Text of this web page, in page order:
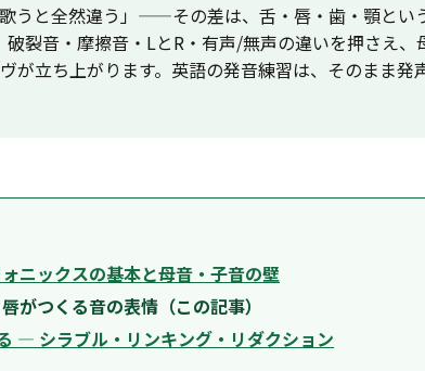
歌うと全然違う」——その差は、舌・唇・歯・顎とい
裂音・摩擦音・LとR・有声/無声の違いを押さえ、
が立ち上がります。英語の発音練習は、そのまま発
ニックスの基本と母音・子音の壁
つくる音の表情（この記事）
― シラブル・リンキング・リダクション